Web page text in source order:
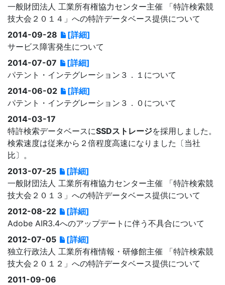
一般財団法人 工業所有権協力センター主催 「特許検索競
技大会２０１４」への特許データベース提供について
2014-09-28
[詳細]
サービス障害発生について
2014-07-07
[詳細]
パテント・インテグレーション３．１について
2014-06-02
[詳細]
パテント・インテグレーション３．０について
2014-03-17
特許検索データベースにSSDストレージを採用しました。
検索速度は従来から２倍程度高速になりました〔当社
比〕。
2013-07-25
[詳細]
一般財団法人 工業所有権協力センター主催 「特許検索競
技大会２０１３」への特許データベース提供について
2012-08-22
[詳細]
Adobe AIR3.4へのアップデートに伴う不具合について
2012-07-05
[詳細]
独立行政法人 工業所有権情報・研修館主催 「特許検索競
技大会２０１２」への特許データベース提供について
2011-09-06